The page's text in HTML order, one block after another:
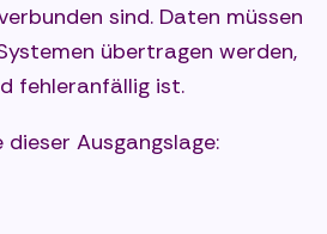
sind. Daten müssen
übertragen werden,
fehleranfällig ist.
Ausgangslage: